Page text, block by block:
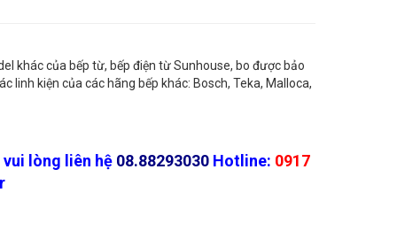
khác của bếp từ, bếp điện từ Sunhouse, bo được bảo
linh kiện của các hãng bếp khác: Bosch, Teka, Malloca,
lòng liên hệ 08.88293030 Hotline: 0917